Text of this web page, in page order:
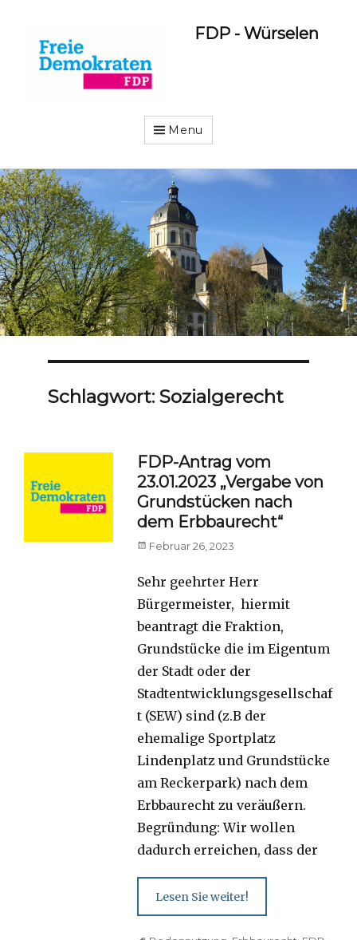
FDP - Würselen
Menu
Schlagwort: Sozialgerecht
FDP-Antrag vom
23.01.2023 „Vergabe von
Grundstücken nach
dem Erbbaurecht“
Posted
Februar 26, 2023
Sehr geehrter Herr
Bürgermeister, hiermit
beantragt die Fraktion,
Grundstücke die im Eigentum
der Stadt oder der
Stadtentwicklungsgesellschaf
t (SEW) sind (z.B der
ehemalige Sportplatz
Lindenplatz und Grundstücke
am Reckerpark) nach dem
Erbbaurecht zu veräußern.
Begründung: Wir wollen
dadurch erreichen, dass der
Lesen Sie weiter!